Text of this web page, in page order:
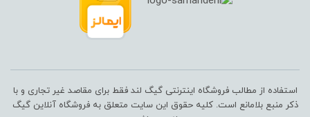
استفاده از مطالب فروشگاه اینترنتی گیگ لند فقط برای مقاصد غیر تجاری و با
ذکر منبع بلامانع است. کلیه حقوق این سایت متعلق به فروشگاه آنلاین گیگ